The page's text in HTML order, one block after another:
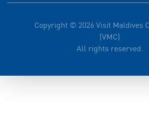
Copyright © 2026 Visit Maldives
(VMC)
All rights reserved.